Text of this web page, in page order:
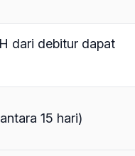
dari debitur dapat
15 hari)